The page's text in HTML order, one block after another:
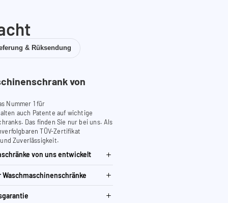
& Rüksendung
von
Nummer 1 für
auch Patente auf wichtige
Das finden Sie nur bei uns. Als
TÜV-Zertifikat
Zuverlässigkeit.
von uns entwickelt